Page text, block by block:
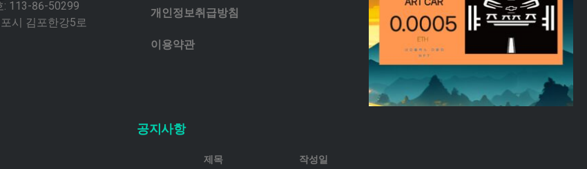
: 113-86-50299
시 김포한강5로
개인정보취급방침
이용약관
공지사항
제목
작성일